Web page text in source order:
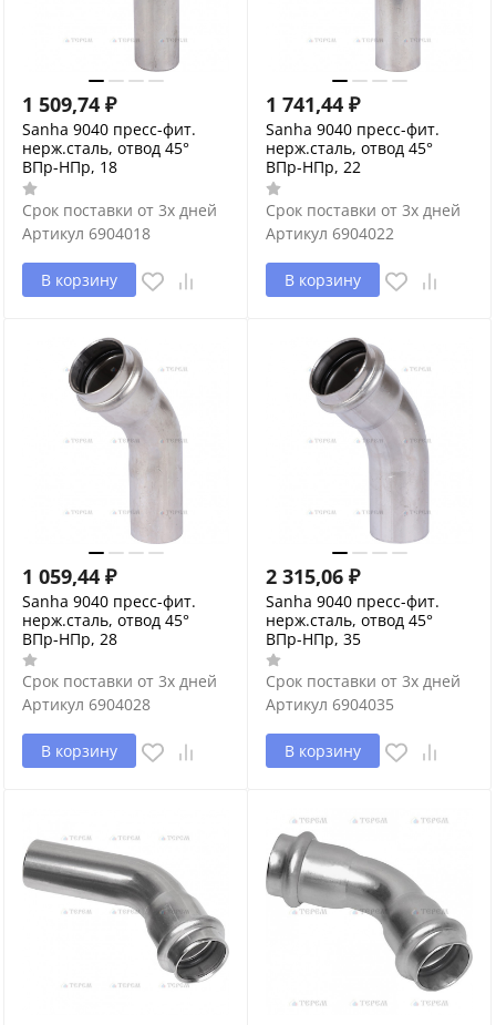
1 509,74 ₽
Sanha 9040 пресс-фит.
нерж.сталь, отвод 45°
ВПр-НПр, 18
Срок поставки от 3х дней
Артикул 6904018
В корзину
1 741,44 ₽
Sanha 9040 пресс-фит.
нерж.сталь, отвод 45°
ВПр-НПр, 22
Срок поставки от 3х дней
Артикул 6904022
В корзину
1 059,44 ₽
Sanha 9040 пресс-фит.
нерж.сталь, отвод 45°
ВПр-НПр, 28
Срок поставки от 3х дней
Артикул 6904028
В корзину
2 315,06 ₽
Sanha 9040 пресс-фит.
нерж.сталь, отвод 45°
ВПр-НПр, 35
Срок поставки от 3х дней
Артикул 6904035
В корзину